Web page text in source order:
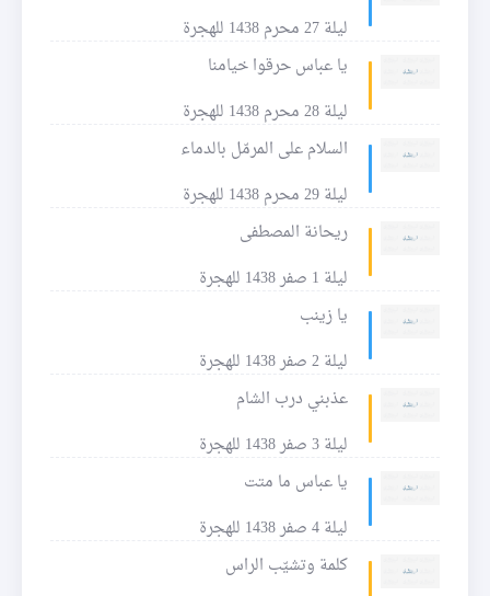
ليلة 27 محرم 1438 للهجرة
يا عباس حرقوا خيامنا
ليلة 28 محرم 1438 للهجرة
السلام على المرمّل بالدماء
ليلة 29 محرم 1438 للهجرة
ريحانة المصطفى
ليلة 1 صفر 1438 للهجرة
يا زينب
ليلة 2 صفر 1438 للهجرة
عذبني درب الشام
ليلة 3 صفر 1438 للهجرة
يا عباس ما متت
ليلة 4 صفر 1438 للهجرة
كلمة وتشيّب الراس